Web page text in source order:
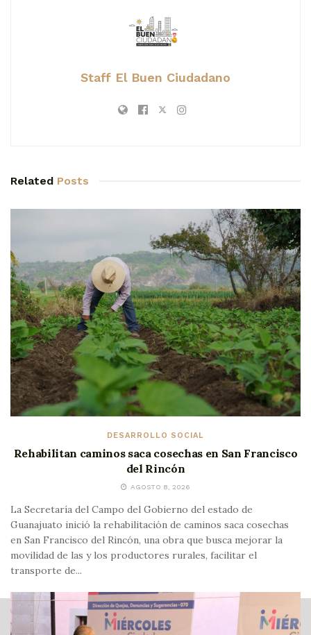
Staff El Buen Ciudadano
Related Posts
DESARROLLO SOCIAL
Rehabilitan caminos saca cosechas en San Francisco
del Rincón
AGOSTO 8, 2026
La Secretaría del Campo del Gobierno del estado de
Guanajuato inició la rehabilitación de caminos saca cosechas
en San Francisco del Rincón, una obra que busca mejorar la
movilidad de las y los productores rurales, facilitar el
transporte de...
ADVERTISEMENT